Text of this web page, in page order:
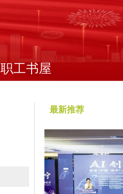
职工书屋
最新推荐